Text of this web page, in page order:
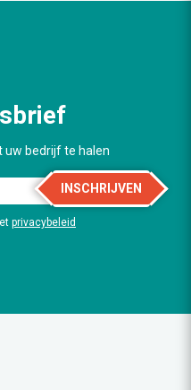
uw bedrijf te halen
INSCHRIJVEN
privacybeleid